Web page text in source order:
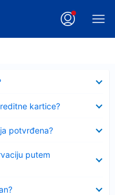
kartice?
potvrđena?
putem